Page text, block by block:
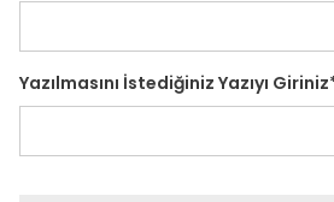
Yazılmasını İstediğiniz Yazıyı Giriniz